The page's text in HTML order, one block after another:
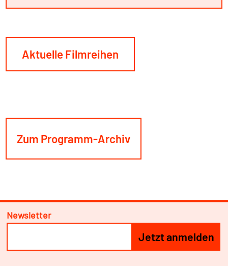
Aktuelle Filmreihen
Zum Programm-Archiv
Newsletter